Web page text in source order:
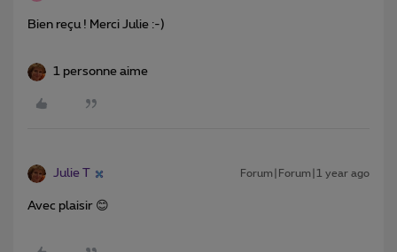
Bien reçu ! Merci Julie :-)
1 personne aime
Julie T Forum|Forum|1 year ago
Avec plaisir 😊